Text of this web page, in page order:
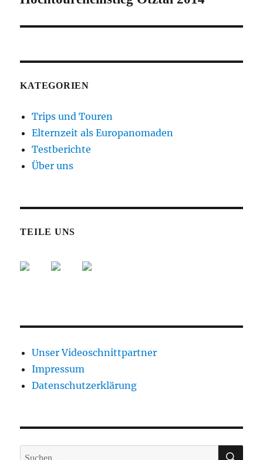
KATEGORIEN
Trips und Touren
Elternzeit als Europanomaden
Testberichte
Über uns
TEILE UNS
Unser Videoschnittpartner
Impressum
Datenschutzerklärung
Suche